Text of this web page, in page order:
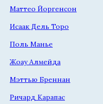
Маттео Йоргенсон
Исаак Дель Торо
Поль Манье
Жоау Алмейда
Мэттью Бреннан
Ричард Карапас